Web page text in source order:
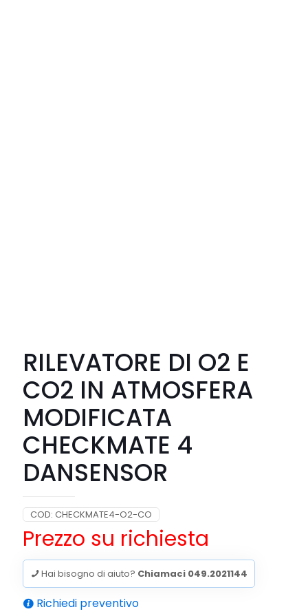
RILEVATORE DI O2 E
CO2 IN ATMOSFERA
MODIFICATA
CHECKMATE 4
DANSENSOR
COD: CHECKMATE4-O2-CO
Prezzo su richiesta
Hai bisogno di aiuto? Chiamaci 049.2021144
Richiedi preventivo